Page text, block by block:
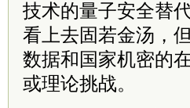
技术的量子安全替
看上去固若金汤，
数据和国家机密的
或理论挑战。